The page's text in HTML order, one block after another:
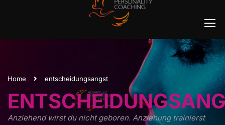
Home entscheidungsangst
Anziehend wirst du nicht geboren. Anziehung trainierst